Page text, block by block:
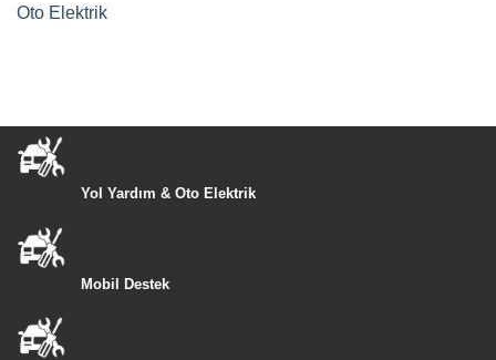
Oto Elektrik
Yol Yardım & Oto Elektrik
Mobil Destek